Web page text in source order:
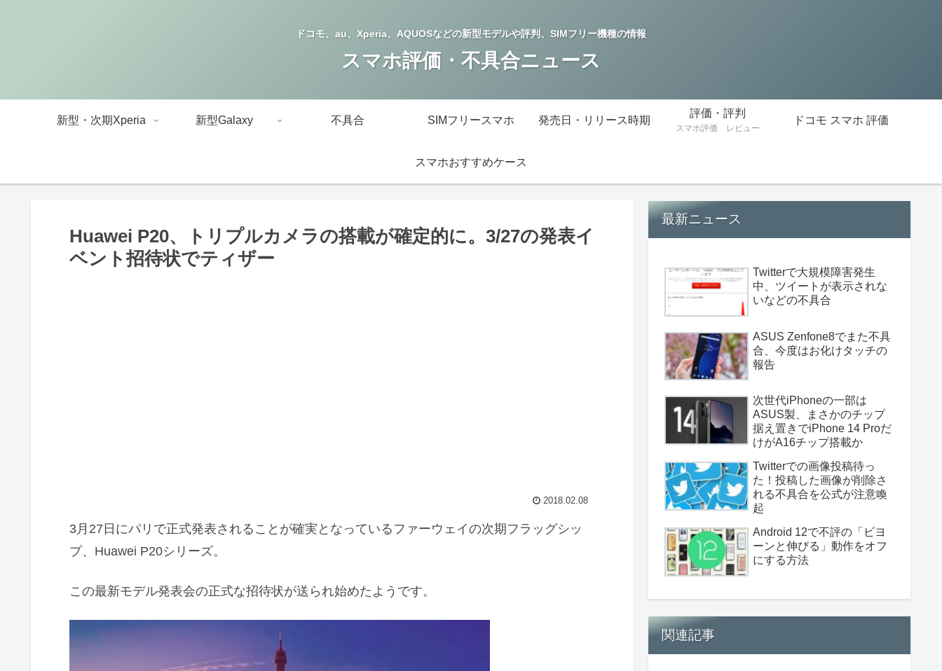
ドコモ、au、Xperia、AQUOSなどの新型モデルや評判、SIMフリー機種の情報
スマホ評価・不具合ニュース
新型・次期Xperia 新型Galaxy 不具合 SIMフリースマホ 発売日・リリース時期
評価・評判
スマホ評価 レビュー
ドコモ スマホ 評価
スマホおすすめケース
Huawei P20、トリプルカメラの搭載が確定的に。3/27の発表イ
ベント招待状でティザー
2018.02.08
3月27日にパリで正式発表されることが確実となっているファーウェイの次期フラッグシッ
プ、Huawei P20シリーズ。
この最新モデル発表会の正式な招待状が送られ始めたようです。
最新ニュース
Twitterで大規模障害発生
中、ツイートが表示されな
いなどの不具合
ASUS Zenfone8でまた不具
合、今度はお化けタッチの
報告
次世代iPhoneの一部は
ASUS製、まさかのチップ
据え置きでiPhone 14 Proだ
けがA16チップ搭載か
Twitterでの画像投稿待っ
た！投稿した画像が削除さ
れる不具合を公式が注意喚
起
Android 12で不評の「ビヨ
ーンと伸びる」動作をオフ
にする方法
関連記事